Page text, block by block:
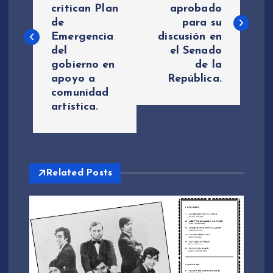
e
ó
n
d
critican Plan
de
Emergencia
del
gobierno en
apoyo a
comunidad
artística.
aprobado
para su
discusión en
el Senado
de la
República.
Related Posts